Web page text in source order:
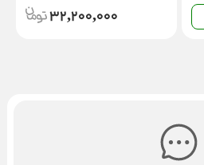
32,200,000